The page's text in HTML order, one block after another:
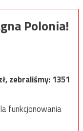
Polonia!
zebraliśmy:1351
funkcjonowania